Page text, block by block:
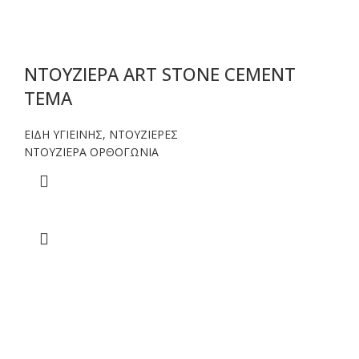
ΝΤΟΥΖΙΕΡΑ ART STONE CEMENT
TEMA
ΕΙΔΗ ΥΓΙΕΙΝΗΣ, ΝΤΟΥΖΙΕΡΕΣ
NTOYΖΙΕΡΑ ΟΡΘΟΓΩΝΙΑ